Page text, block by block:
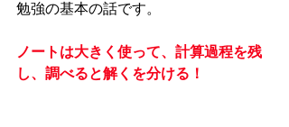
勉強の基本の話です。
ノートは大きく使って、計算過程を残
し、調べると解くを分ける！